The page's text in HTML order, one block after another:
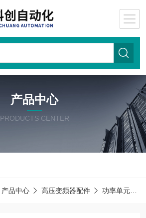
产品中心
PRODUCTS CENTER
产品中心 高压变频器配件 功率单元